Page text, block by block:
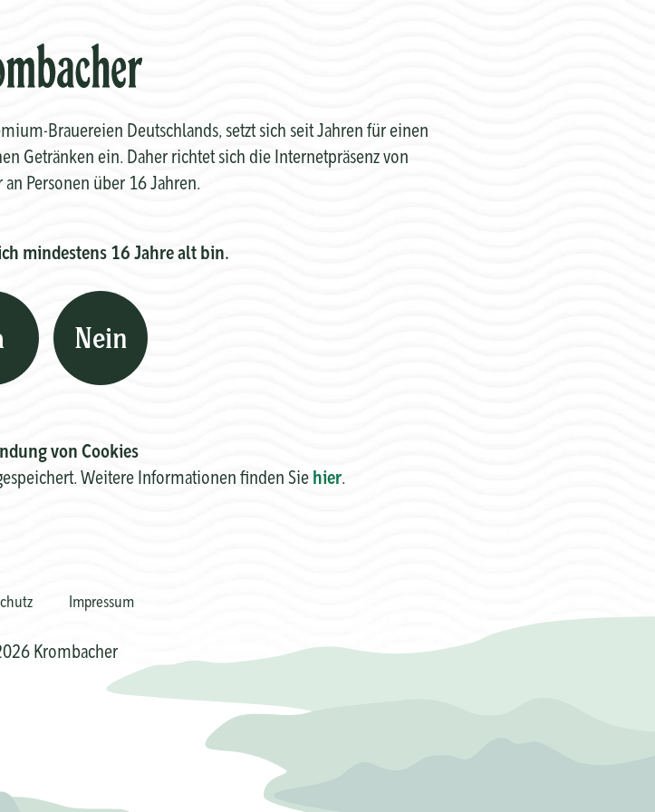
Brauereien Deutschlands, setzt sich seit Jahren für einen
Getränken ein. Daher richtet sich die Internetpräsenz von
Personen über 16 Jahren.
mindestens 16 Jahre alt bin.
Nein
von Cookies
Weitere Informationen finden Sie hier.
Impressum
Krombacher